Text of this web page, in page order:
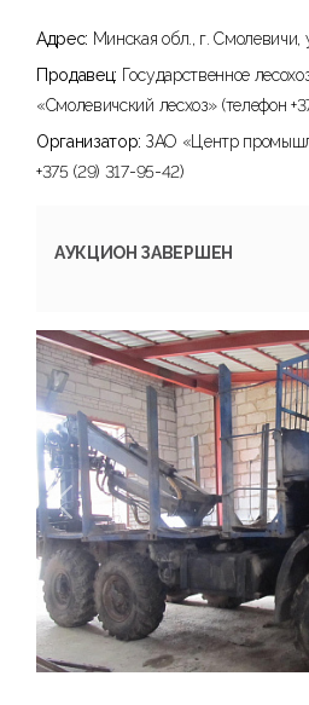
Адрес: Минская обл., г. Смолевичи,
Продавец: Государственное
«Смолевичский лесхоз» (телефон
Организатор: ЗАО «Центр
+375 (29) 317-95-42)
АУКЦИОН ЗАВЕРШЕН